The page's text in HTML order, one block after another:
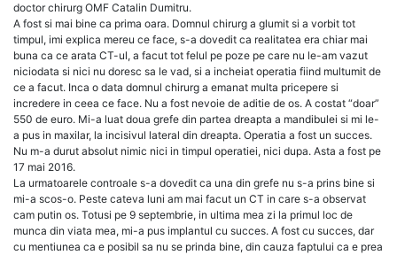
doctor chirurg OMF Catalin Dumitru.
A fost si mai bine ca prima oara. Domnul chirurg a glumit si a vorbit tot
timpul, imi explica mereu ce face, s-a dovedit ca realitatea era chiar mai
buna ca ce arata CT-ul, a facut tot felul pe poze pe care nu le-am vazut
niciodata si nici nu doresc sa le vad, si a incheiat operatia fiind multumit de
ce a facut. Inca o data domnul chirurg a emanat multa pricepere si
incredere in ceea ce face. Nu a fost nevoie de aditie de os. A costat “doar”
550 de euro. Mi-a luat doua grefe din partea dreapta a mandibulei si mi le-
a pus in maxilar, la incisivul lateral din dreapta. Operatia a fost un succes.
Nu m-a durut absolut nimic nici in timpul operatiei, nici dupa. Asta a fost pe
17 mai 2016.
La urmatoarele controale s-a dovedit ca una din grefe nu s-a prins bine si
mi-a scos-o. Peste cateva luni am mai facut un CT in care s-a observat
cam putin os. Totusi pe 9 septembrie, in ultima mea zi la primul loc de
munca din viata mea, mi-a pus implantul cu succes. A fost cu succes, dar
cu mentiunea ca e posibil sa nu se prinda bine, din cauza faptului ca e prea